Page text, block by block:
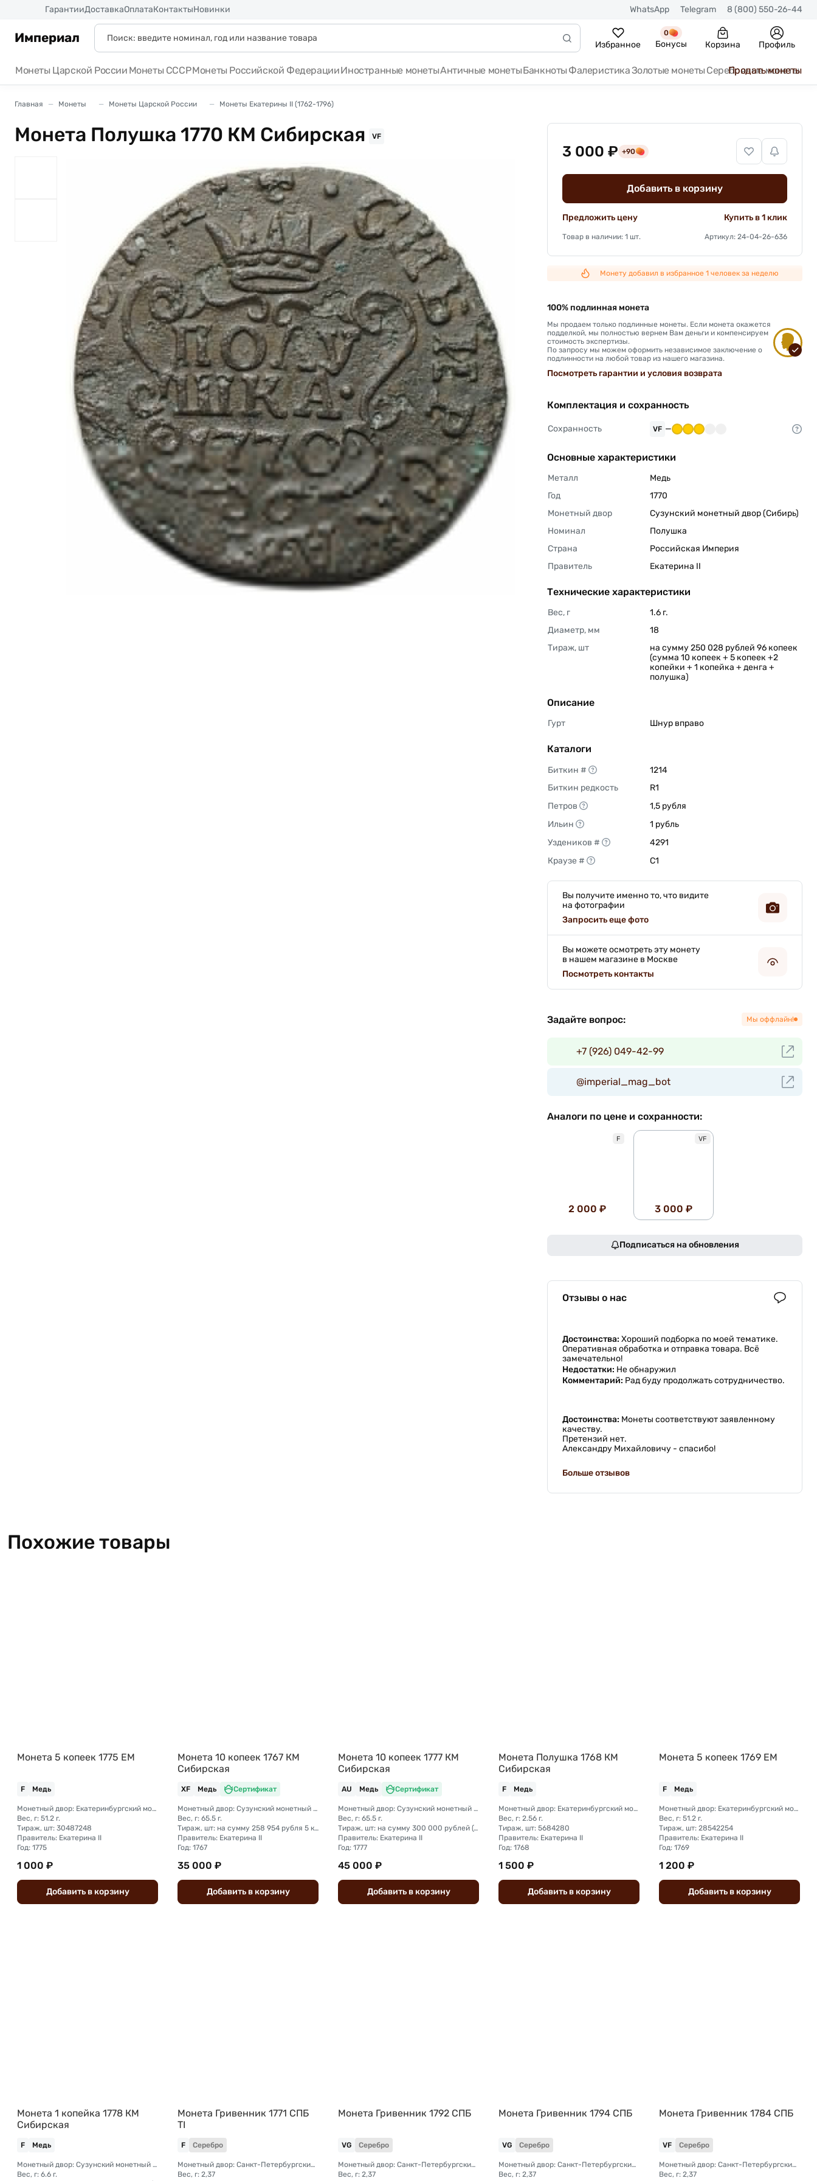
ГарантииДоставкаОплатаКонтактыНовинки WhatsApp Telegram 8 (800) 550-26-44
Империал Избранное
0
Бонусы Корзина Профиль
Монеты Царской России Монеты СССРМонеты Российской ФедерацииИностранные монетыАнтичные монетыБанкноты ФалеристикаЗолотые монеты Серебряные монеты
Продать монеты
Главная Монеты Монеты Царской России Монеты Екатерины II (1762-1796)
Монета Полушка 1770 КМ Сибирская VF
3 000 ₽ +90
Добавить в корзину
Предложить цену Купить в 1 клик
Товар в наличии: 1 шт. Артикул: 24-04-26-636
Монету добавил в избранное 1 человек за неделю
100% подлинная монета
Мы продаем только подлинные монеты. Если монета окажется
подделкой, мы полностью вернем Вам деньги и компенсируем
стоимость экспертизы.
По запросу мы можем оформить независимое заключение о
подлинности на любой товар из нашего магазина.
Посмотреть гарантии и условия возврата
Комплектация и сохранность
Сохранность VF —
Основные характеристики
Металл
Медь
Год
1770
Монетный двор
Сузунский монетный двор (Сибирь)
Номинал
Полушка
Страна
Российская Империя
Правитель
Екатерина II
Технические характеристики
Вес, г
1.6 г.
Диаметр, мм
18
Тираж, шт
на сумму 250 028 рублей 96 копеек
(сумма 10 копеек + 5 копеек +2
копейки + 1 копейка + денга +
полушка)
Описание
Гурт Шнур вправо
Каталоги
Биткин #
1214
Биткин редкость
R1
Петров
1,5 рубля
Ильин
1 рубль
Уздеников #
4291
Краузе #
C1
Вы получите именно то, что видите
на фотографии
Запросить еще фото
Вы можете осмотреть эту монету
в нашем магазине в Москве
Посмотреть контакты
Задайте вопрос: Мы оффлайн!
+7 (926) 049-42-99
@imperial_mag_bot
Аналоги по цене и сохранности:
F
2 000 ₽
VF
3 000 ₽
Подписаться на обновления
Отзывы о нас
Достоинства: Хороший подборка по моей тематике.
Оперативная обработка и отправка товара. Всё
замечательно!
Недостатки: Не обнаружил
Комментарий: Рад буду продолжать сотрудничество.
Достоинства: Монеты соответствуют заявленному
качеству.
Претензий нет.
Александру Михайловичу - спасибо!
Больше отзывов
Похожие товары
Монета 5 копеек 1775 ЕМ
F Медь
Монетный двор: Екатеринбургский монетный двор
Вес, г: 51.2 г.
Тираж, шт: 30487248
Правитель: Екатерина II
Год: 1775
1 000 ₽
Добавить вкорзину
Монета 10 копеек 1767 КМ
Сибирская
XF Медь Сертификат
Монетный двор: Сузунский монетный двор (Сибирь)
Вес, г: 65.5 г.
Тираж, шт: на сумму 258 954 рубля 5 копеек (сумма 10 копеек + 5 копеек +2 копейки + 1 копейка + денга + полушка)
Правитель: Екатерина II
Год: 1767
35 000 ₽
Добавить вкорзину
Монета 10 копеек 1777 КМ
Сибирская
AU Медь Сертификат
Монетный двор: Сузунский монетный двор (Сибирь)
Вес, г: 65.5 г.
Тираж, шт: на сумму 300 000 рублей (сумма 10 копеек + 5 копеек +2 копейки + 1 копейка + денга + полушка)
Правитель: Екатерина II
Год: 1777
45 000 ₽
Добавить вкорзину
Монета Полушка 1768 КМ
Сибирская
F Медь
Монетный двор: Екатеринбургский монетный двор
Вес, г: 2.56 г.
Тираж, шт: 5684280
Правитель: Екатерина II
Год: 1768
1 500 ₽
Добавить вкорзину
Монета 5 копеек 1769 ЕМ
F Медь
Монетный двор: Екатеринбургский монетный двор
Вес, г: 51.2 г.
Тираж, шт: 28542254
Правитель: Екатерина II
Год: 1769
1 200 ₽
Добавить вкорзину
Монета 1 копейка 1778 КМ
Сибирская
F Медь
Монетный двор: Сузунский монетный двор (Сибирь)
Вес, г: 6.6 г.
Монета Гривенник 1771 СПБ
TI
F Серебро
Монетный двор: Санкт-Петербургский монетный двор
Вес, г: 2,37
Монета Гривенник 1792 СПБ
VG Серебро
Монетный двор: Санкт-Петербургский монетный двор
Вес, г: 2,37
Монета Гривенник 1794 СПБ
VG Серебро
Монетный двор: Санкт-Петербургский монетный двор
Вес, г: 2,37
Монета Гривенник 1784 СПБ
VF Серебро
Монетный двор: Санкт-Петербургский монетный двор
Вес, г: 2,37